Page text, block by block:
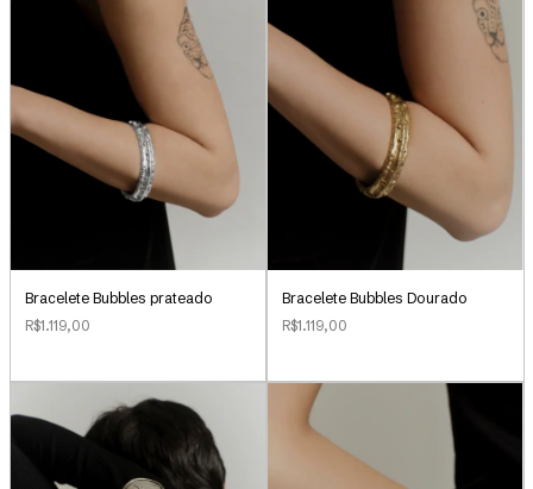
Bracelete Bubbles prateado
R$1.119,00
Bracelete Bubbles Dourado
R$1.119,00